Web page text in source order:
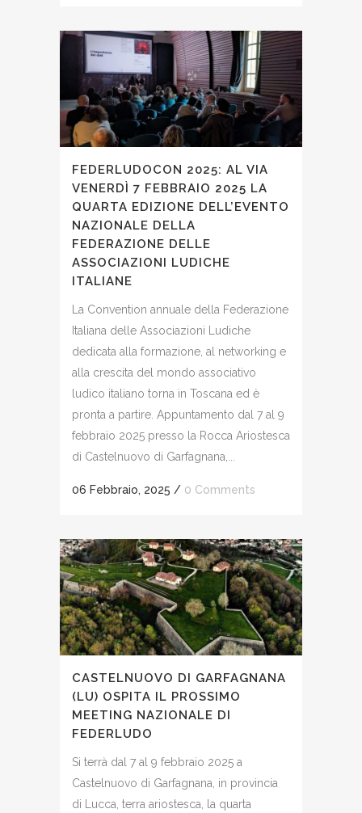
FEDERLUDOCON 2025: AL VIA
VENERDÌ 7 FEBBRAIO 2025 LA
QUARTA EDIZIONE DELL’EVENTO
NAZIONALE DELLA
FEDERAZIONE DELLE
ASSOCIAZIONI LUDICHE
ITALIANE
La Convention annuale della Federazione
Italiana delle Associazioni Ludiche
dedicata alla formazione, al networking e
alla crescita del mondo associativo
ludico italiano torna in Toscana ed è
pronta a partire. Appuntamento dal 7 al 9
febbraio 2025 presso la Rocca Ariostesca
di Castelnuovo di Garfagnana,...
06 Febbraio, 2025 / 0 Comments
CASTELNUOVO DI GARFAGNANA
(LU) OSPITA IL PROSSIMO
MEETING NAZIONALE DI
FEDERLUDO
Si terrà dal 7 al 9 febbraio 2025 a
Castelnuovo di Garfagnana, in provincia
di Lucca, terra ariostesca, la quarta